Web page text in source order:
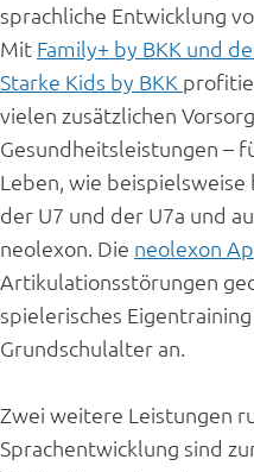
sprachliche Entwicklung
Mit Family+ by BKK und
Starke Kids by BKK
vielen zusätzlichen
Gesundheitsleistungen –
Leben, wie
der U7 und der U7a und
neolexon. Die neolexon
Artikulationsstörungen
spielerisches
Grundschulalter an.
Zwei weitere Leistungen
Sprachentwicklung sind